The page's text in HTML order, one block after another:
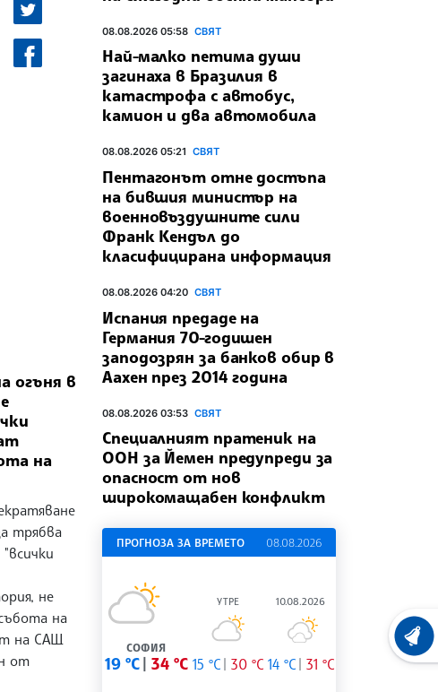
огъня в
на
трябва
не
на
на САЩ
от
08.08.2026 05:58 СВЯТ
Най-малко петима души
загинаха в Бразилия в
катастрофа с автобус,
камион и два автомобила
08.08.2026 05:21 СВЯТ
Пентагонът отне достъпа
на бившия министър на
военновъздушните сили
Франк Кендъл до
класифицирана информация
08.08.2026 04:20 СВЯТ
Испания предаде на
Германия 70-годишен
заподозрян за банков обир в
Аахен през 2014 година
08.08.2026 03:53 СВЯТ
Специалният пратеник на
ООН за Йемен предупреди за
опасност от нов
широкомащабен конфликт
ПРОГНОЗА ЗА ВРЕМЕТО 08.08.2026
СОФИЯ
19 °C 34 °C
УТРЕ
15 °C 30 °C
10.08.2026
14 °C 31 °C